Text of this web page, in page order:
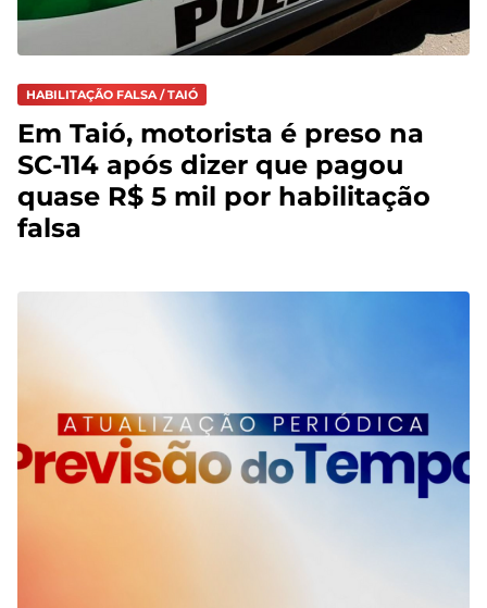
HABILITAÇÃO FALSA / TAIÓ
Em Taió, motorista é preso na
SC-114 após dizer que pagou
quase R$ 5 mil por habilitação
falsa